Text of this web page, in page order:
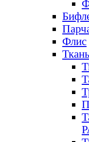
Флис